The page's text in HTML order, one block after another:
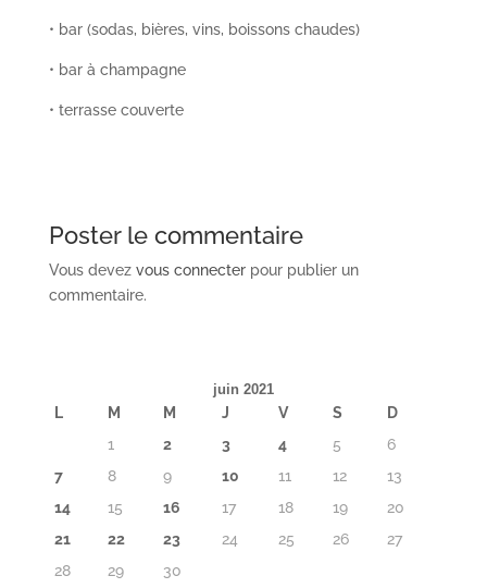
• bar (sodas, bières, vins, boissons chaudes)
• bar à champagne
• terrasse couverte
Poster le commentaire
Vous devez vous connecterpour publier un
commentaire.
juin 2021
L M M J V S
D
1
2 3 4 5
6
7
8 9 10 11 12
13
14
15 16 17 18 19
20
21
22 23 24 25 26
27
28
29 30